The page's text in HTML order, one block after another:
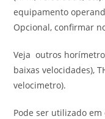
equipamento
Opcional, confirmar
Veja outros
baixas velocidades),
velocimetro).
Pode ser utilizado